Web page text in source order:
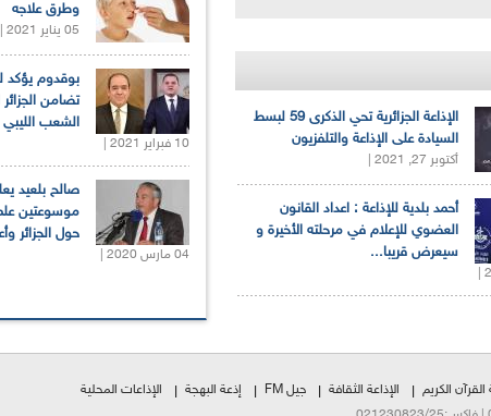
الإذاعة الجزائرية تحي الذكرى 59 لبسط
السيادة على الإذاعة والتلفزيون
أكتوبر 27, 2021 |
أحمد بلدية للإذاعة : اعداد القانون
العضوي للإعلام في مرحلته الأخيرة و
سيعرض قريبا...
وطرق علاجه
05 يناير 2021 |
بوقدوم يؤكد
تضامن
الشعب الليبي
10 فبراير 2021 |
صالح بلعيد
موسوعتين
حول الجزائر
04 مارس 2020 |
القرآن الكريم الإذاعة الثقافة جيل FM إذعة البهجة
الإذاعات المحلية